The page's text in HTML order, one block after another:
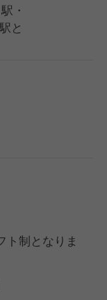
・
と
ト制となりま